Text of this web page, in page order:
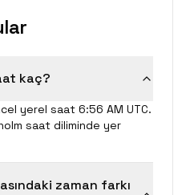
kaç?
yerel saat 6:56 AM UTC.
saat diliminde yer
zaman farkı